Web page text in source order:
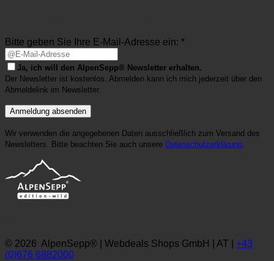
Bitte geben Sie Ihre E-Mail-Adresse ein: *
Ja, ich will den AlpenSepp® Newsletter erhalten.
Der Newsletter ist kostenlos. Abmelden kann ich mich jederzeit über den
Abmeldelink im Newsletter.
Wir verwenden die angegebenen Daten ausschließlich zum Versand des
Newsletters. Bitte beachten Sie auch unsere Datenschutzerklärung.
© 2026 AlpenSepp® | Webdeals Shops GmbH | AT | +43
(0)676 6882000